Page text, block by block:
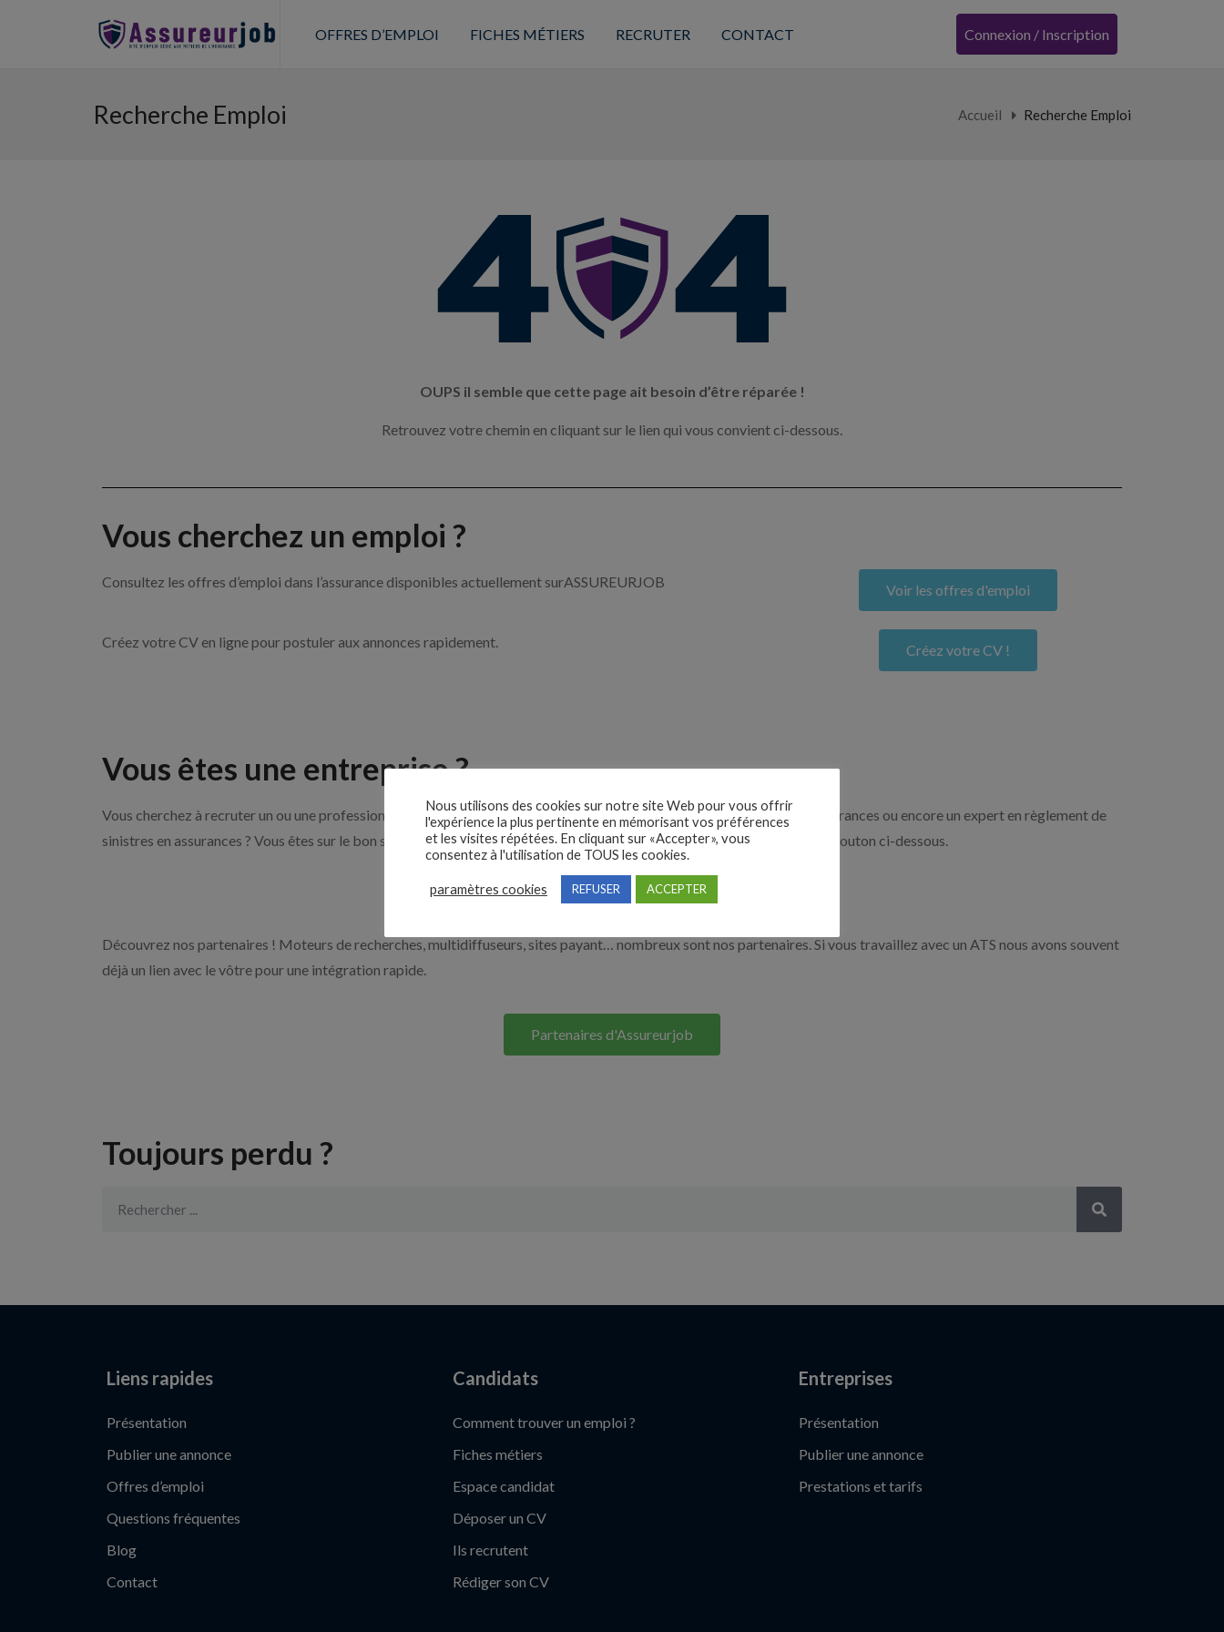
OFFRES D’EMPLOI FICHES MÉTIERS RECRUTER CONTACT Connexion / Inscription
Recherche Emploi Accueil Recherche Emploi
OUPS il semble que cette page ait besoin d’être réparée !
Retrouvez votre chemin en cliquant sur le lien qui vous convient ci-dessous.
Vous cherchez un emploi ?
Consultez les offres d’emploi dans l’assurance disponibles actuellement surASSUREURJOB Voir les offres d'emploi
Créez votre CV en ligne pour postuler aux annonces rapidement. Créez votre CV !
Vous êtes une entreprise ?
Vous cherchez à recruter un ou une professionnelle de l’assurance par exemple un chargé de clientèle, un courtier en assurances ou encore un expert en règlement de
sinistres en assurances ? Vous êtes sur le bon site. Découvrez nos solutions pour vous aider à recruter en cliquant sur le bouton ci-dessous.
Nos solutions entreprises
Découvrez nos partenaires ! Moteurs de recherches, multidiffuseurs, sites payant… nombreux sont nos partenaires. Si vous travaillez avec un ATS nous avons souvent
déjà un lien avec le vôtre pour une intégration rapide.
Partenaires d'Assureurjob
Toujours perdu ?
Liens rapides
Présentation
Publier une annonce
Offres d’emploi
Questions fréquentes
Blog
Contact
Candidats
Comment trouver un emploi ?
Fiches métiers
Espace candidat
Déposer un CV
Ils recrutent
Rédiger son CV
Entreprises
Présentation
Publier une annonce
Prestations et tarifs
Nous utilisons des cookies sur notre site Web pour vous offrir
l'expérience la plus pertinente en mémorisant vos préférences
et les visites répétées. En cliquant sur «Accepter», vous
consentez à l'utilisation de TOUS les cookies.
paramètres cookies REFUSER ACCEPTER